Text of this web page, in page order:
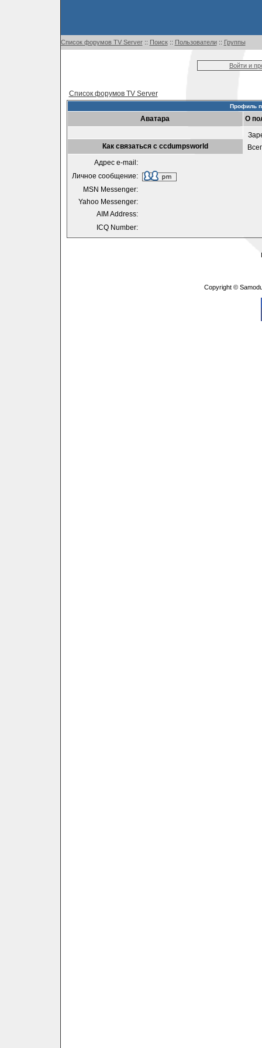
Список форумов TV Server:: Поиск:: Пользователи:: Группы
Войти и
Список форумов TV Server
Профиль
Аватара
О
Как связаться с ccdumpsworld
Адрес e-mail:
Личное сообщение:
MSN Messenger:
Yahoo Messenger:
AIM Address:
ICQ Number:
Copyright ©